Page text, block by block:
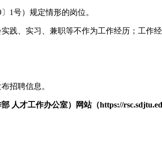
1号）规定情形的岗位。
、实习、兼职等不作为工作经历；工作
招聘信息。
人才工作办公室） 网站（https://